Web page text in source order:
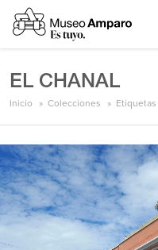
EL CHANAL
Inicio Colecciones Etiquetas